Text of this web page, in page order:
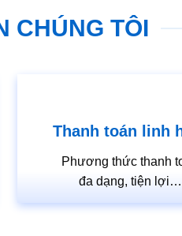
CHÚNG TÔI
Thanh toán linh
Phương thức thanh
đa dạng, tiện lợi…